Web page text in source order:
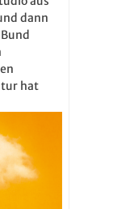
dann
hat